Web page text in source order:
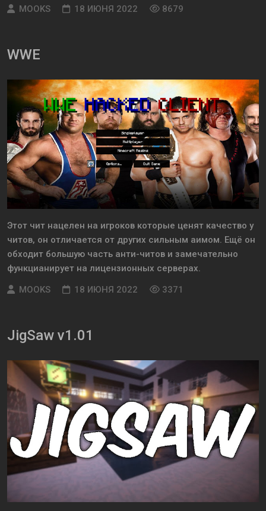
MOOKS
18 ИЮНЯ 2022 8679
WWE
Этот чит нацелен на игроков которые ценят качество у
читов, он отличается от других сильным аимом. Ещё он
обходит большую часть анти-читов и замечательно
функцианирует на лицензионных серверах.
MOOKS
18 ИЮНЯ 2022 3371
JigSaw v1.01